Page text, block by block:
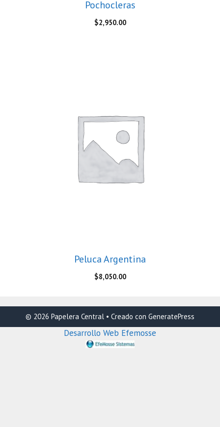
Pochocleras
$2,950.00
Peluca Argentina
$8,050.00
© 2026 Papelera Central • Creado con GeneratePress
Desarrollo Web Efemosse